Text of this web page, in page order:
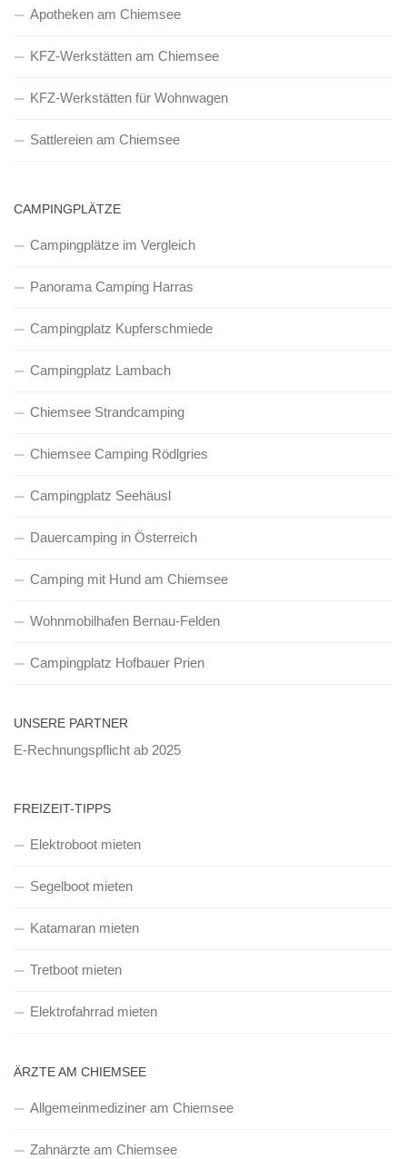
Apotheken am Chiemsee
KFZ-Werkstätten am Chiemsee
KFZ-Werkstätten für Wohnwagen
Sattlereien am Chiemsee
CAMPINGPLÄTZE
Campingplätze im Vergleich
Panorama Camping Harras
Campingplatz Kupferschmiede
Campingplatz Lambach
Chiemsee Strandcamping
Chiemsee Camping Rödlgries
Campingplatz Seehäusl
Dauercamping in Österreich
Camping mit Hund am Chiemsee
Wohnmobilhafen Bernau-Felden
Campingplatz Hofbauer Prien
UNSERE PARTNER
E-Rechnungspflicht ab 2025
FREIZEIT-TIPPS
Elektroboot mieten
Segelboot mieten
Katamaran mieten
Tretboot mieten
Elektrofahrrad mieten
ÄRZTE AM CHIEMSEE
Allgemeinmediziner am Chiemsee
Zahnärzte am Chiemsee